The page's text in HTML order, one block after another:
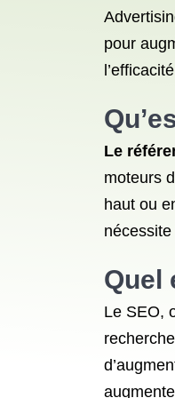
pour
Le
moteurs
haut ou
Quel
Le SEO,